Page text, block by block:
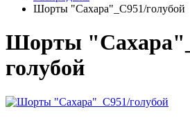
Шорты "Сахара"_С951/голубой
Шорты
голубой